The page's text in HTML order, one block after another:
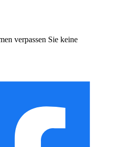
verpassen Sie keine